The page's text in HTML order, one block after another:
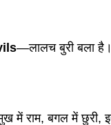
—लालच बुरी बला है।
में राम, बगल में छुरी,